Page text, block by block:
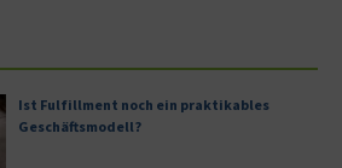
Ist Fulfillment noch ein praktikables
Geschäftsmodell?